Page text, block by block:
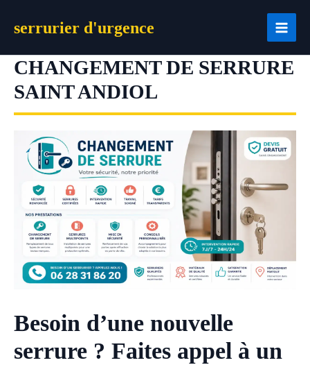
serrurier d'urgence
CHANGEMENT DE SERRURE
SAINT ANDIOL
Besoin d’une nouvelle
serrure ? Faites appel à un